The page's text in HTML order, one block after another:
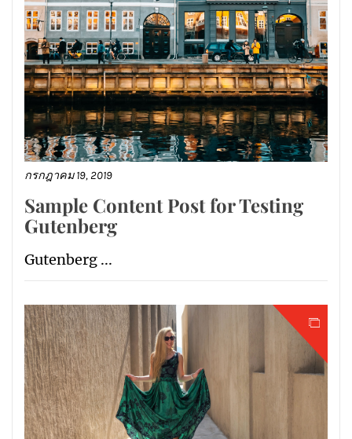
กรกฎาคม 19, 2019
Sample Content Post for Testing
Gutenberg
Gutenberg ...